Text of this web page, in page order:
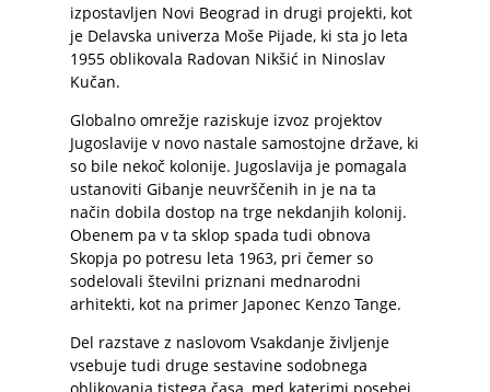
izpostavljen Novi Beograd in drugi projekti, kot
je Delavska univerza Moše Pijade, ki sta jo leta
1955 oblikovala Radovan Nikšić in Ninoslav
Kučan.
Globalno omrežje raziskuje izvoz projektov
Jugoslavije v novo nastale samostojne države, ki
so bile nekoč kolonije. Jugoslavija je pomagala
ustanoviti Gibanje neuvrščenih in je na ta
način dobila dostop na trge nekdanjih kolonij.
Obenem pa v ta sklop spada tudi obnova
Skopja po potresu leta 1963, pri čemer so
sodelovali številni priznani mednarodni
arhitekti, kot na primer Japonec Kenzo Tange.
Del razstave z naslovom Vsakdanje življenje
vsebuje tudi druge sestavine sodobnega